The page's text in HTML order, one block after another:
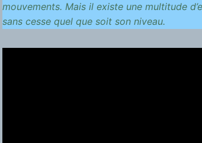
mouvements. Mais il existe une multitude
sans cesse quel que soit son niveau.